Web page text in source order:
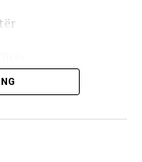
litër
në vend.